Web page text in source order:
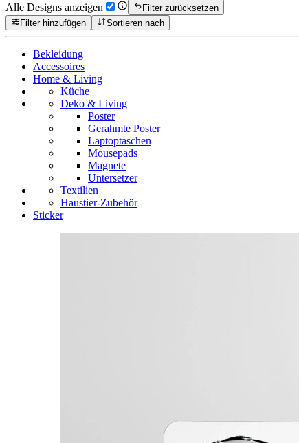
Alle Designs anzeigen
Filter zurücksetzen
Filter hinzufügen
Sortieren nach
Bekleidung
Accessoires
Home & Living
Küche
Deko & Living
Poster
Gerahmte Poster
Laptoptaschen
Mousepads
Magnete
Untersetzer
Textilien
Haustier-Zubehör
Sticker